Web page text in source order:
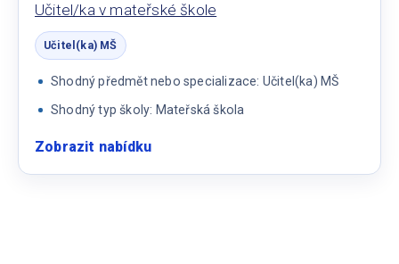
Učitel/ka v mateřské škole
Učitel(ka) MŠ
Shodný předmět nebo specializace: Učitel(ka) MŠ
Shodný typ školy: Mateřská škola
Zobrazit nabídku: